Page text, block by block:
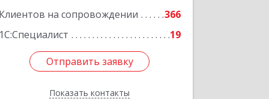
Клиентов на сопровождении
366
1С:Специалист
19
Отправить заявку
Показать контакты
Отправить заявку
Назад